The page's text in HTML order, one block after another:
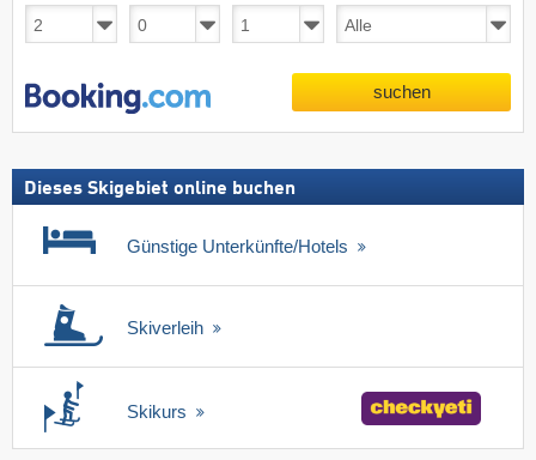
suchen
Dieses Skigebiet online buchen
Günstige Unterkünfte/Hotels
Skiverleih
Skikurs